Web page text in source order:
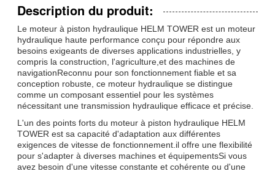
Description du produit:
Le moteur à piston hydraulique HELM TOWER est un moteur
hydraulique haute performance conçu pour répondre aux
besoins exigeants de diverses applications industrielles, y
compris la construction, l'agriculture,et des machines de
navigationReconnu pour son fonctionnement fiable et sa
conception robuste, ce moteur hydraulique se distingue
comme un composant essentiel pour les systèmes
nécessitant une transmission hydraulique efficace et précise.
L'un des points forts du moteur à piston hydraulique HELM
TOWER est sa capacité d'adaptation aux différentes
exigences de vitesse de fonctionnement.il offre une flexibilité
pour s'adapter à diverses machines et équipementsSi vous
avez besoin d'une vitesse constante et cohérente ou d'une